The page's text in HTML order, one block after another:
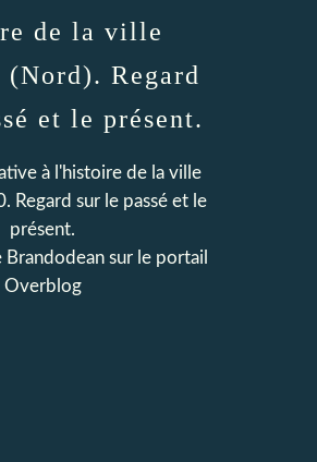
de la ville
Regard
et le présent.
à l'histoire de la ville
Regard sur le passé et le
présent.
Brandodean sur le portail
Overblog